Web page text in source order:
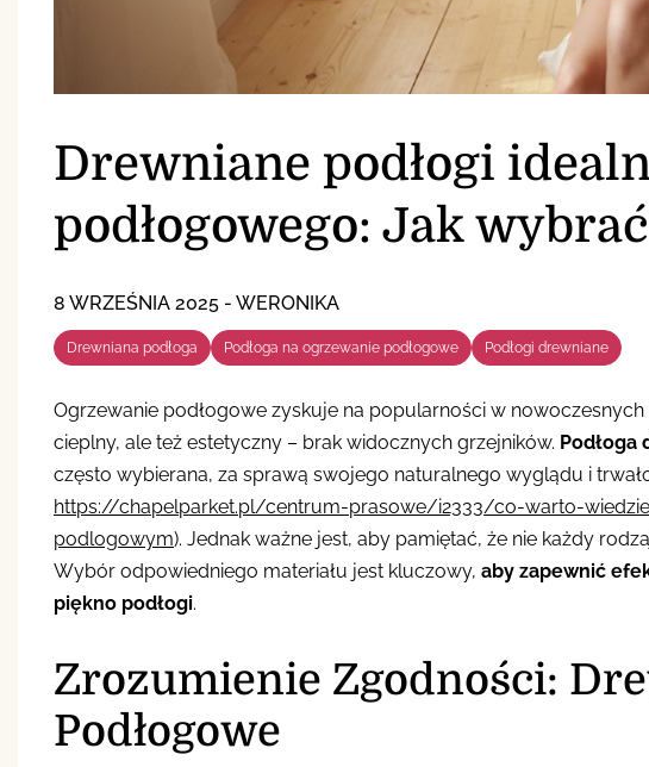
Drewniane podłogi
podłogowego: Jak
8 WRZEŚNIA 2025 - WERONIKA
Drewniana podłoga Podłoga na ogrzewanie podłogowe Podłogi drewniane
Ogrzewanie podłogowe zyskuje na popularności w
cieplny, ale też estetyczny – brak widocznych grzejników.
często wybierana, za sprawą swojego naturalnego wyglądu i
https://chapelparket.pl/centrum-prasowe/i2333/co-warto-
podlogowym). Jednak ważne jest, aby pamiętać, że nie każdy
Wybór odpowiedniego materiału jest kluczowy, aby zapewnić
piękno podłogi.
Zrozumienie Zgodności:
Podłogowe